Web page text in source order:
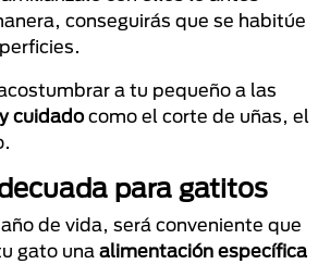
conseguirás que se habitúe
a tu pequeño a las
cuidadocomo el corte de uñas, el
para gatitos
de vida, será conveniente que
gato una alimentación específica